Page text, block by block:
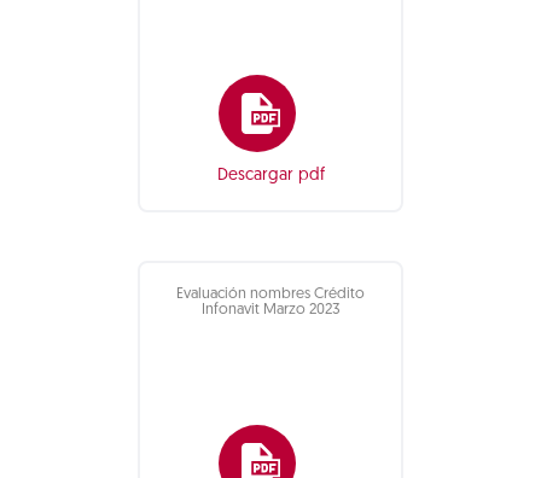
Descargar pdf
Evaluación nombres Crédito
Infonavit Marzo 2023